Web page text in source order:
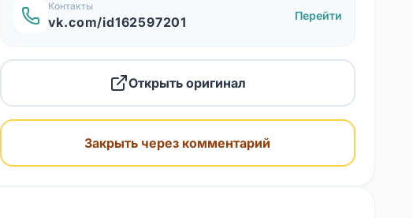
Контакты
vk.com/id162597201 Перейти
Открыть оригинал
Закрыть через комментарий